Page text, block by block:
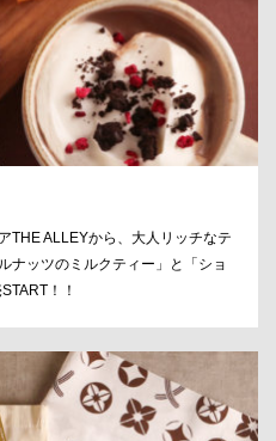
THE ALLEYから、大人リッチなテ
ナッツのミルクティー」と「ショ
！！